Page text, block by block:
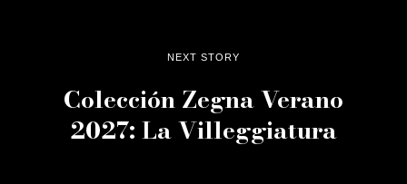
NEXT STORY
Colección Zegna Verano
2027: La Villeggiatura